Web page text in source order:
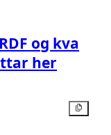
og kva
her